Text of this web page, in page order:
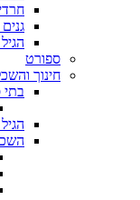
ספורט
חינוך